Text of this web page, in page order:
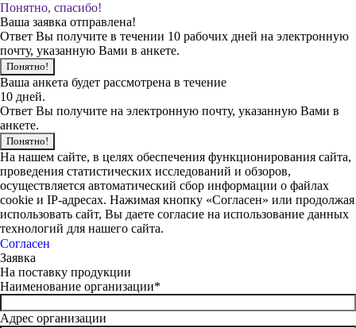
Понятно, спасибо!
Ваша заявка отправлена!
Ответ Вы получите в течении 10 рабочих дней на электронную
почту, указанную Вами в анкете.
Понятно!
Ваша анкета будет рассмотрена в течение
10 дней.
Ответ Вы получите на электронную почту, указанную Вами в
анкете.
Понятно!
На нашем сайте, в целях обеспечения функционирования сайта,
проведения статистических исследований и обзоров,
осуществляется автоматический сбор информации о файлах
cookie и IP-адресах. Нажимая кнопку «Согласен» или продолжая
использовать сайт, Вы даете согласие на использование данных
технологий для нашего сайта.
Согласен
Заявка
На поставку продукции
Наименование организации*
Адрес организации